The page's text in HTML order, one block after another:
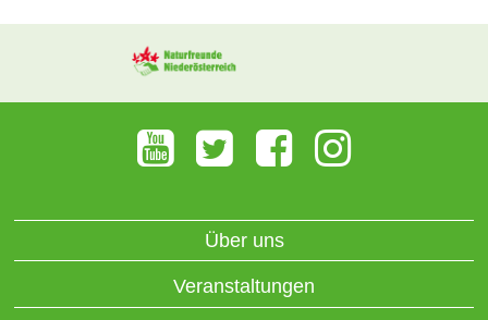
Über uns
Veranstaltungen